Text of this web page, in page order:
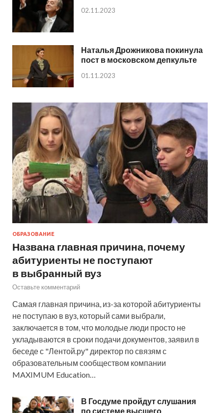
02.11.2023
Наталья Дрожникова покинула
пост в московском депкульте
01.11.2023
ОБРАЗОВАНИЕ
Названа главная причина, почему
абитуриенты не поступают
в выбранный вуз
Оставьте комментарий
Самая главная причина, из-за которой абитуриенты
не поступаю в вуз, который сами выбрали,
заключается в том, что молодые люди просто не
укладываются в сроки подачи документов, заявил в
беседе с "Лентой.ру" директор по связям с
образовательным сообществом компании
MAXIMUM Education…
В Госдуме пройдут слушания
по системе высшего